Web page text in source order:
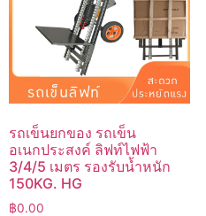
รถเข็นยกของ รถเข็น
อเนกประสงค์ ลิฟท์ไฟฟ้า
3/4/5 เมตร รองรับน้ำหนัก
150KG. HG
฿0.00